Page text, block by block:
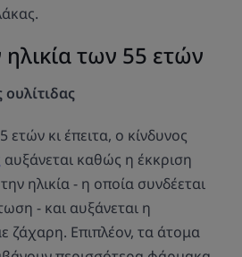
των 55 ετών
ουλίτιδας
ετών κι έπειτα, ο κίνδυνος
αυξάνεται καθώς η έκκριση
ηλικία - η οποία συνδέεται
- και αυξάνεται η
Επιπλέον, τα άτομα